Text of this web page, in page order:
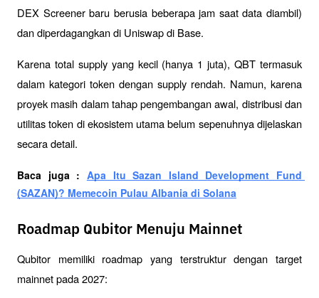
DEX Screener baru berusia beberapa jam saat data diambil)
dan diperdagangkan di Uniswap di Base.
Karena total supply yang kecil (hanya 1 juta), QBT termasuk
dalam kategori token dengan supply rendah. Namun, karena
proyek masih dalam tahap pengembangan awal, distribusi dan
utilitas token di ekosistem utama belum sepenuhnya dijelaskan
secara detail.
Baca juga : Apa Itu Sazan Island Development Fund
(SAZAN)? Memecoin Pulau Albania di Solana
Roadmap Qubitor Menuju Mainnet
Qubitor memiliki roadmap yang terstruktur dengan target
mainnet pada 2027: